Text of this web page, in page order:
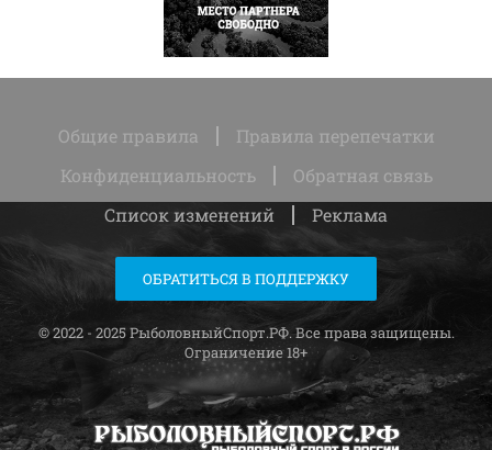
НАПИСАТЬ
Общие правила
Правила перепечатки
Конфиденциальность
Обратная связь
Список изменений
Реклама
ОБРАТИТЬСЯ В ПОДДЕРЖКУ
© 2022 - 2025 РыболовныйСпорт.РФ. Все права защищены.
Ограничение 18+